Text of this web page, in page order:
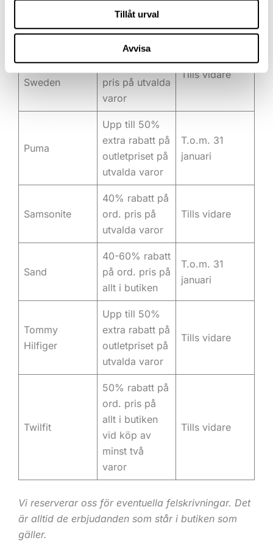
Tillåt urval
Avvisa
pris på utvalda
Oscar of
Sweden
Upp till 50%
rabatt på ord.
pris på utvalda
varor
Tills vidare
Puma
Upp till 50%
extra rabatt på
outletpriset på
utvalda varor
T.o.m. 31
januari
Samsonite
40% rabatt på
ord. pris på
utvalda varor
Tills vidare
Sand
40-60% rabatt
på ord. pris på
allt i butiken
T.o.m. 31
januari
Tommy
Hilfiger
Upp till 50%
extra rabatt på
outletpriset på
utvalda varor
Tills vidare
Twilfit
50% rabatt på
ord. pris på
allt i butiken
vid köp av
minst två
varor
Tills vidare
Vi reserverar oss för eventuella felskrivningar. Det
är alltid de erbjudanden som står i butiken som
gäller.